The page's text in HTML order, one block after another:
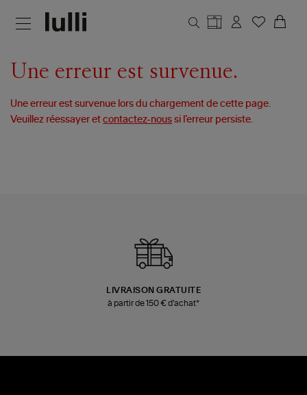
Une erreur est survenue.
Une erreur est survenue lors du chargement de cette page.
Veuillez réessayer etcontactez-nous si l’erreur persiste.
LIVRAISON GRATUITE
à partir de 150 € d'achat*